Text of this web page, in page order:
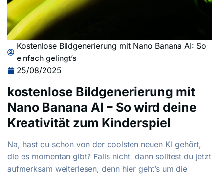
Kostenlose Bildgenerierung mit Nano Banana AI: So
einfach gelingt’s
25/08/2025
kostenlose Bildgenerierung mit
Nano Banana AI – So wird deine
Kreativität zum Kinderspiel
Na, hast du schon von der coolsten neuen KI gehört,
die es momentan gibt? Falls nicht, dann solltest du jetzt
aufmerksam weiterlesen, denn hier geht’s um die